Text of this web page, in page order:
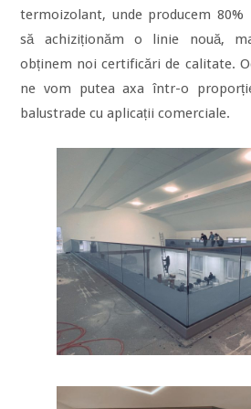
termoizolant, unde producem
să achiziționăm o linie nouă,
obținem noi certificări de calitate.
ne vom putea axa într-o
balustrade cu aplicații comerciale.